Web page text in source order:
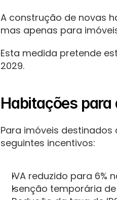
A construção de novas
mas apenas para
Esta medida pretende
2029.
Habitações
Para imóveis
seguintes incentivos:
IVA reduzido para 6%
Isenção temporária de